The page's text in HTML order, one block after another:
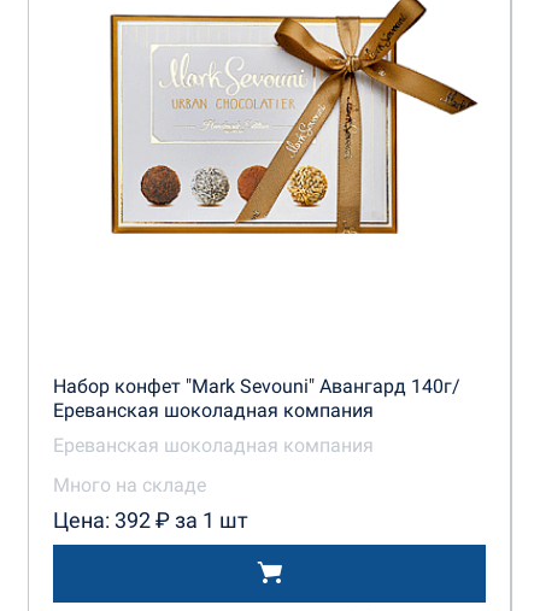
Набор конфет "Mark Sevouni" Авангард 140г/
Ереванская шоколадная компания
Ереванская шоколадная компания
Много на складе
Цена: 392 ₽ за 1 шт